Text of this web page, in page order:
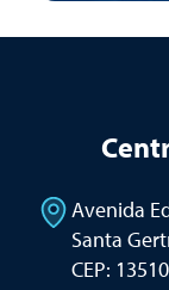
Avenida
Santa
CEP: